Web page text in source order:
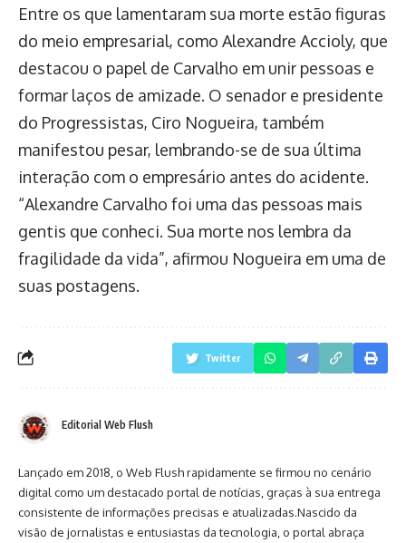
Entre os que lamentaram sua morte estão figuras
do meio empresarial, como Alexandre Accioly, que
destacou o papel de Carvalho em unir pessoas e
formar laços de amizade. O senador e presidente
do Progressistas, Ciro Nogueira, também
manifestou pesar, lembrando-se de sua última
interação com o empresário antes do acidente.
“Alexandre Carvalho foi uma das pessoas mais
gentis que conheci. Sua morte nos lembra da
fragilidade da vida”, afirmou Nogueira em uma de
suas postagens.
Twitter
Editorial Web Flush
Lançado em 2018, o Web Flush rapidamente se firmou no cenário
digital como um destacado portal de notícias, graças à sua entrega
consistente de informações precisas e atualizadas.Nascido da
visão de jornalistas e entusiastas da tecnologia, o portal abraça